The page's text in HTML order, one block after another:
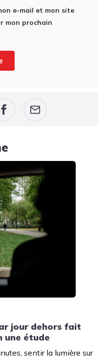
e-mail et mon site
mon prochain
jour dehors fait
une étude
sentir la lumière sur